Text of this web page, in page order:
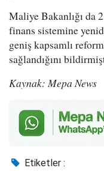
Maliye Bakanlığı da
finans sistemine
geniş kapsamlı
sağlandığını
Kaynak: Mepa News
Etiketler :